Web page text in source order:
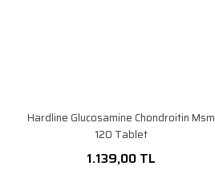
Hardline Glucosamine Chondroitin Msm
120 Tablet
1.139,00 TL